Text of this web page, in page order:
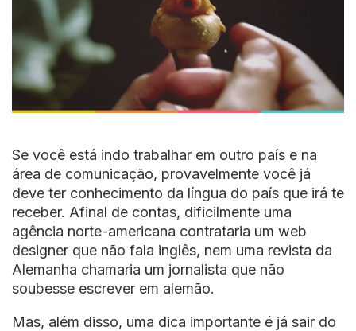
Se você está indo trabalhar em outro país e na
área de comunicação, provavelmente você já
deve ter conhecimento da língua do país que irá te
receber. Afinal de contas, dificilmente uma
agência norte-americana contrataria um web
designer que não fala inglês, nem uma revista da
Alemanha chamaria um jornalista que não
soubesse escrever em alemão.
Mas, além disso, uma dica importante é já sair do